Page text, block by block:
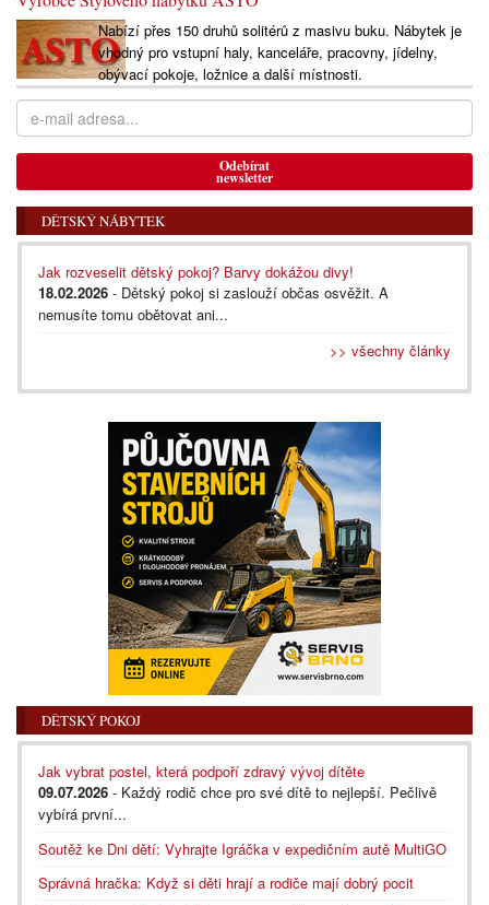
Nabízí přes 150 druhů solitérů z masivu buku. Nábytek je
vhodný pro vstupní haly, kanceláře, pracovny, jídelny,
obývací pokoje, ložnice a další místnosti.
Odebírat
newsletter
DĚTSKÝ NÁBYTEK
Jak rozveselit dětský pokoj? Barvy dokážou divy!
18.02.2026 - Dětský pokoj si zaslouží občas osvěžit. A
nemusíte tomu obětovat ani...
>> všechny články
DĚTSKÝ POKOJ
Jak vybrat postel, která podpoří zdravý vývoj dítěte
09.07.2026 - Každý rodič chce pro své dítě to nejlepší. Pečlivě
vybírá první...
Soutěž ke Dni dětí: Vyhrajte Igráčka v expedičním autě MultiGO
Správná hračka: Když si děti hrají a rodiče mají dobrý pocit